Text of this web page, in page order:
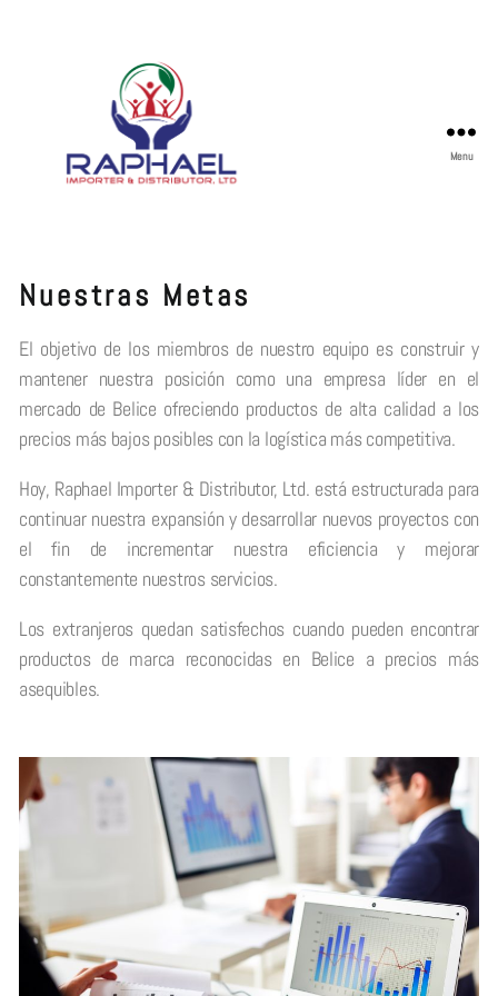
Menu
Nuestras Metas
El objetivo de los miembros de nuestro equipo es construir y
mantener nuestra posición como una empresa líder en el
mercado de Belice ofreciendo productos de alta calidad a los
precios más bajos posibles con la logística más competitiva.
Hoy, Raphael Importer & Distributor, Ltd. está estructurada para
continuar nuestra expansión y desarrollar nuevos proyectos con
el fin de incrementar nuestra eficiencia y mejorar
constantemente nuestros servicios.
Los extranjeros quedan satisfechos cuando pueden encontrar
productos de marca reconocidas en Belice a precios más
asequibles.